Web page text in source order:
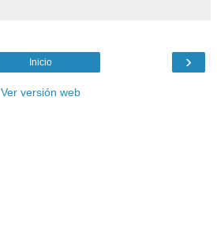
›
Inicio
Ver versión web